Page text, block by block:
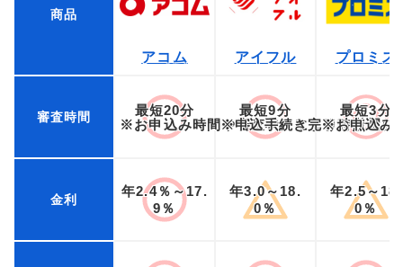
商品
アコム アイフル プロミス
審査時間 最短20分
※お申込み時間や審査状況によりご希望に
最短9分
※申込手続き完了時点から
最短3分
※お申込み
金利
年2.4％～17.
9％
年3.0～18.
0％
年2.5～18.
0％